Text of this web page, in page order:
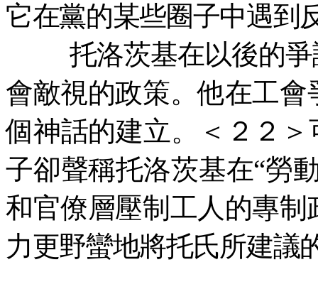
它在黨的某些圈子中遇到
托洛茨基在以後的
會敵視的政策。他在工
個神話的建立。＜２２
子卻聲稱托洛茨基在“勞
和官僚層壓制工人的專
力更野蠻地將托氏所建議